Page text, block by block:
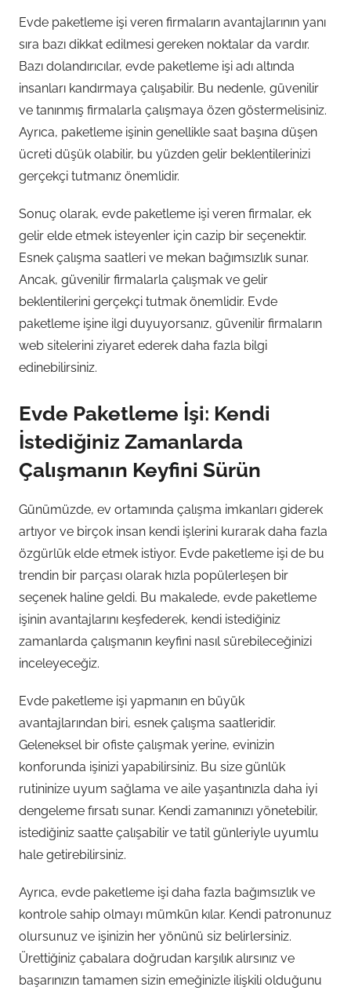
Evde paketleme işi veren firmaların avantajlarının yanı
sıra bazı dikkat edilmesi gereken noktalar da vardır.
Bazı dolandırıcılar, evde paketleme işi adı altında
insanları kandırmaya çalışabilir. Bu nedenle, güvenilir
ve tanınmış firmalarla çalışmaya özen göstermelisiniz.
Ayrıca, paketleme işinin genellikle saat başına düşen
ücreti düşük olabilir, bu yüzden gelir beklentilerinizi
gerçekçi tutmanız önemlidir.
Sonuç olarak, evde paketleme işi veren firmalar, ek
gelir elde etmek isteyenler için cazip bir seçenektir.
Esnek çalışma saatleri ve mekan bağımsızlık sunar.
Ancak, güvenilir firmalarla çalışmak ve gelir
beklentilerini gerçekçi tutmak önemlidir. Evde
paketleme işine ilgi duyuyorsanız, güvenilir firmaların
web sitelerini ziyaret ederek daha fazla bilgi
edinebilirsiniz.
Evde Paketleme İşi: Kendi
İstediğiniz Zamanlarda
Çalışmanın Keyfini Sürün
Günümüzde, ev ortamında çalışma imkanları giderek
artıyor ve birçok insan kendi işlerini kurarak daha fazla
özgürlük elde etmek istiyor. Evde paketleme işi de bu
trendin bir parçası olarak hızla popülerleşen bir
seçenek haline geldi. Bu makalede, evde paketleme
işinin avantajlarını keşfederek, kendi istediğiniz
zamanlarda çalışmanın keyfini nasıl sürebileceğinizi
inceleyeceğiz.
Evde paketleme işi yapmanın en büyük
avantajlarından biri, esnek çalışma saatleridir.
Geleneksel bir ofiste çalışmak yerine, evinizin
konforunda işinizi yapabilirsiniz. Bu size günlük
rutininize uyum sağlama ve aile yaşantınızla daha iyi
dengeleme fırsatı sunar. Kendi zamanınızı yönetebilir,
istediğiniz saatte çalışabilir ve tatil günleriyle uyumlu
hale getirebilirsiniz.
Ayrıca, evde paketleme işi daha fazla bağımsızlık ve
kontrole sahip olmayı mümkün kılar. Kendi patronunuz
olursunuz ve işinizin her yönünü siz belirlersiniz.
Ürettiğiniz çabalara doğrudan karşılık alırsınız ve
başarınızın tamamen sizin emeğinizle ilişkili olduğunu